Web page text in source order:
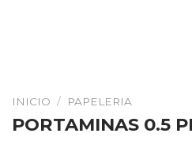
INICIO / PAPELERIA
PORTAMINAS 0.5